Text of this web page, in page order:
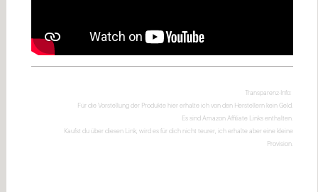
Transparenz-Info:
Für die Vorstellung der Produkte hier erhalte ich von den Herstellern kein Geld.
Es sind Amazon Affiliate Links enthalten.
Kaufst du über diesen Link, wird es für dich nicht teurer, ich erhalte aber eine kleine
Provision.